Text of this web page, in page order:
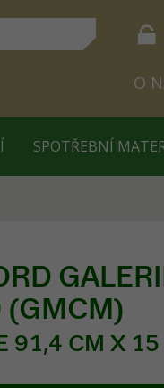
O
SPOTŘEBNÍ
(GMCM)
91,4 CM X